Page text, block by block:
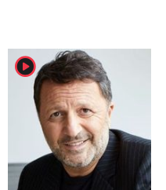
player2